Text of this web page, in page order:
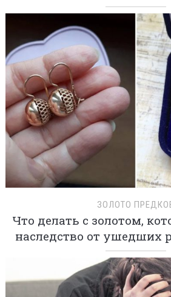
ЗОЛОТО
Что делать с золотом,
наследство от ушедших